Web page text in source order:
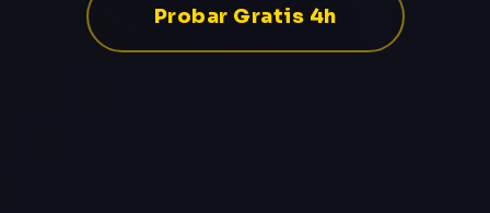
Probar Gratis 4h